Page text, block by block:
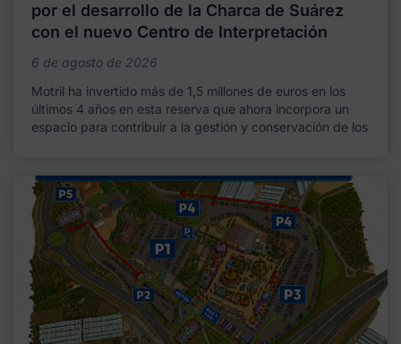
por el desarrollo de la Charca de Suárez
con el nuevo Centro de Interpretación
6 de agosto de 2026
Motril ha invertido más de 1,5 millones de euros en los
últimos 4 años en esta reserva que ahora incorpora un
espacio para contribuir a la gestión y conservación de los